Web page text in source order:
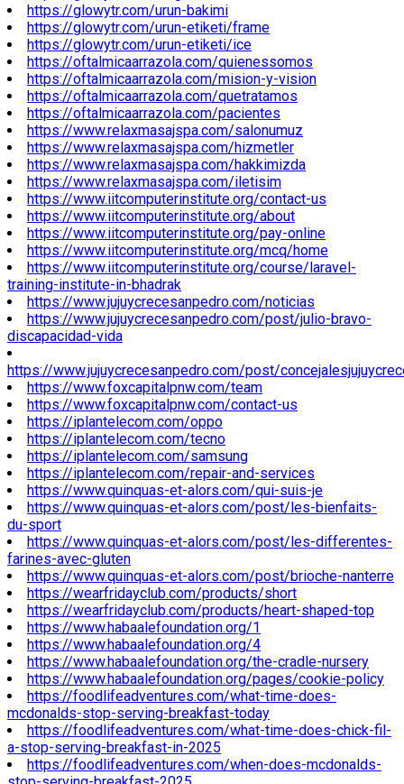
https://glowytr.com/urun-bakimi
https://glowytr.com/urun-etiketi/frame
https://glowytr.com/urun-etiketi/ice
https://oftalmicaarrazola.com/quienessomos
https://oftalmicaarrazola.com/mision-y-vision
https://oftalmicaarrazola.com/quetratamos
https://oftalmicaarrazola.com/pacientes
https://www.relaxmasajspa.com/salonumuz
https://www.relaxmasajspa.com/hizmetler
https://www.relaxmasajspa.com/hakkimizda
https://www.relaxmasajspa.com/iletisim
https://www.iitcomputerinstitute.org/contact-us
https://www.iitcomputerinstitute.org/about
https://www.iitcomputerinstitute.org/pay-online
https://www.iitcomputerinstitute.org/mcq/home
https://www.iitcomputerinstitute.org/course/laravel-
training-institute-in-bhadrak
https://www.jujuycrecesanpedro.com/noticias
https://www.jujuycrecesanpedro.com/post/julio-bravo-
discapacidad-vida
https://www.jujuycrecesanpedro.com/post/
https://www.foxcapitalpnw.com/team
https://www.foxcapitalpnw.com/contact-us
https://iplantelecom.com/oppo
https://iplantelecom.com/tecno
https://iplantelecom.com/samsung
https://iplantelecom.com/repair-and-services
https://www.quinquas-et-alors.com/qui-suis-je
https://www.quinquas-et-alors.com/post/les-bienfaits-
du-sport
https://www.quinquas-et-alors.com/post/les-differentes-
farines-avec-gluten
https://www.quinquas-et-alors.com/post/brioche-nanterre
https://wearfridayclub.com/products/short
https://wearfridayclub.com/products/heart-shaped-top
https://www.habaalefoundation.org/1
https://www.habaalefoundation.org/4
https://www.habaalefoundation.org/the-cradle-nursery
https://www.habaalefoundation.org/pages/cookie-policy
https://foodlifeadventures.com/what-time-does-
mcdonalds-stop-serving-breakfast-today
https://foodlifeadventures.com/what-time-does-chick-fil-
a-stop-serving-breakfast-in-2025
https://foodlifeadventures.com/when-does-mcdonalds-